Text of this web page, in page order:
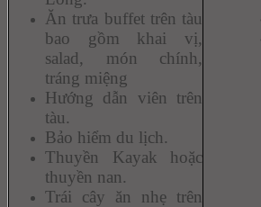
Ăn trưa buffet trên tàu
bao gồm khai vị,
salad, món chính,
tráng miệng
Hướng dẫn viên trên
tàu.
Bảo hiểm du lịch.
Thuyền Kayak hoặc
thuyền nan.
Trái cây ăn nhẹ trên